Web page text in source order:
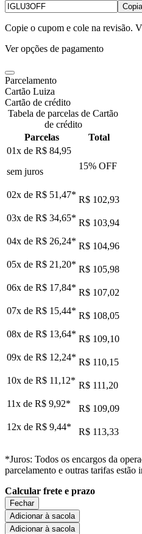
Copie o cupom e cole na revisão.
Ver opções de pagamento
Parcelamento
Cartão Luiza
Cartão de crédito
Tabela de parcelas de Cartão
de crédito
Parcelas
Total
01x de R$ 84,95
sem juros
15% OFF
02x de R$ 51,47* R$ 102,93
03x de R$ 34,65* R$ 103,94
04x de R$ 26,24* R$ 104,96
05x de R$ 21,20* R$ 105,98
06x de R$ 17,84* R$ 107,02
07x de R$ 15,44* R$ 108,05
08x de R$ 13,64* R$ 109,10
09x de R$ 12,24* R$ 110,15
10x de R$ 11,12* R$ 111,20
11x de R$ 9,92*
R$ 109,09
12x de R$ 9,44* R$ 113,33
*Juros: Todos os encargos da
parcelamento e outras tarifas estão
Calcular frete e prazo
Fechar
Adicionar à sacola
Adicionar à sacola